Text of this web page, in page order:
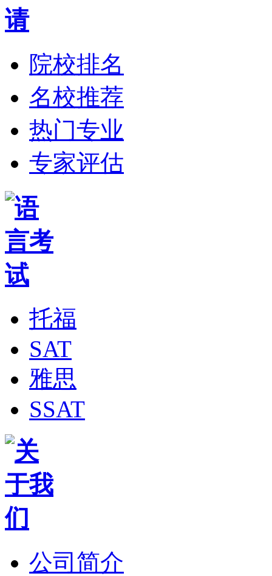
院校排名
名校推荐
热门专业
专家评估
托福
SAT
雅思
SSAT
公司简介